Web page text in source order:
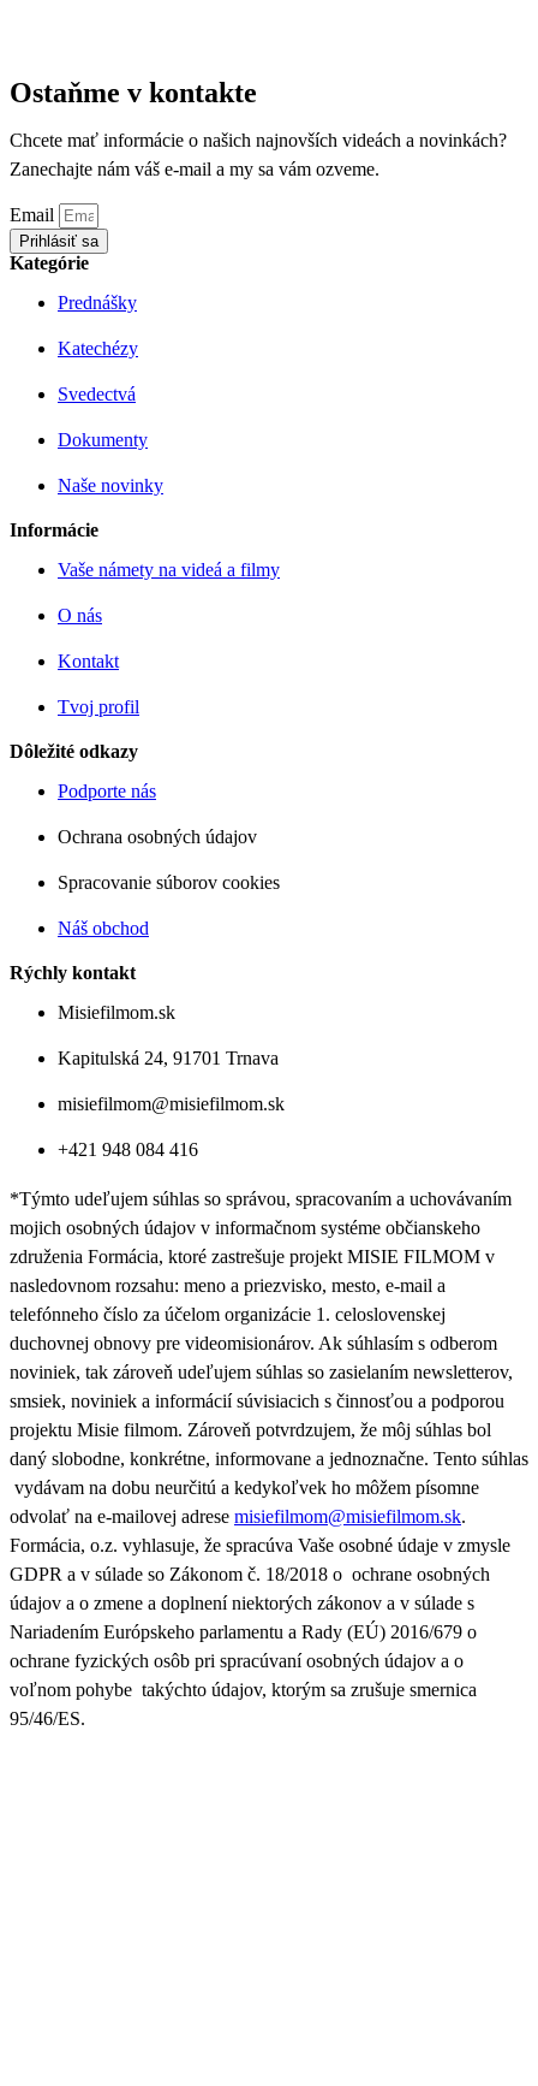
Ostaňme v kontakte
Chcete mať informácie o našich najnovších videách a novinkách?
Zanechajte nám váš e-mail a my sa vám ozveme.
Email
Prihlásiť sa
Kategórie
Prednášky
Katechézy
Svedectvá
Dokumenty
Naše novinky
Informácie
Vaše námety na videá a filmy
O nás
Kontakt
Tvoj profil
Dôležité odkazy
Podporte nás
Ochrana osobných údajov
Spracovanie súborov cookies
Náš obchod
Rýchly kontakt
Misiefilmom.sk
Kapitulská 24, 91701 Trnava
misiefilmom@misiefilmom.sk
+421 948 084 416
*Týmto udeľujem súhlas so správou, spracovaním a uchovávaním
mojich osobných údajov v informačnom systéme občianskeho
združenia Formácia, ktoré zastrešuje projekt MISIE FILMOM v
nasledovnom rozsahu: meno a priezvisko, mesto, e-mail a
telefónneho číslo za účelom organizácie 1. celoslovenskej
duchovnej obnovy pre videomisionárov. Ak súhlasím s odberom
noviniek, tak zároveň udeľujem súhlas so zasielaním newsletterov,
smsiek, noviniek a informácií súvisiacich s činnosťou a podporou
projektu Misie filmom. Zároveň potvrdzujem, že môj súhlas bol
daný slobodne, konkrétne, informovane a jednoznačne. Tento súhlas
vydávam na dobu neurčitú a kedykoľvek ho môžem písomne
odvolať na e-mailovej adrese misiefilmom@misiefilmom.sk.
Formácia, o.z. vyhlasuje, že spracúva Vaše osobné údaje v zmysle
GDPR a v súlade so Zákonom č. 18/2018 o ochrane osobných
údajov a o zmene a doplnení niektorých zákonov a v súlade s
Nariadením Európskeho parlamentu a Rady (EÚ) 2016/679 o
ochrane fyzických osôb pri spracúvaní osobných údajov a o
voľnom pohybe takýchto údajov, ktorým sa zrušuje smernica
95/46/ES.